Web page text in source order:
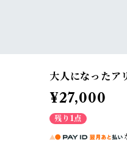
大人になったア
¥27,000
残り1点